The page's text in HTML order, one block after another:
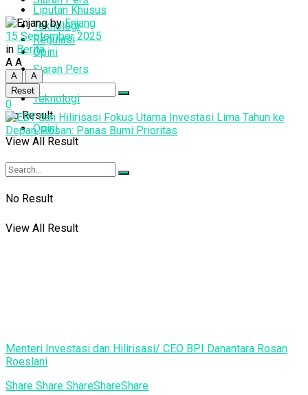
Teknologi
Opini
No Result
View All Result
Liputan Khusus
Regulasi
Siaran Pers
Teknologi
Opini
No Result
View All Result
by Enjang
15 September 2025
in Berita
A A
A
A
Reset
0
Menteri Investasi dan Hilirisasi/ CEO BPI Danantara Rosan
Roeslani
Share Share ShareShareShare